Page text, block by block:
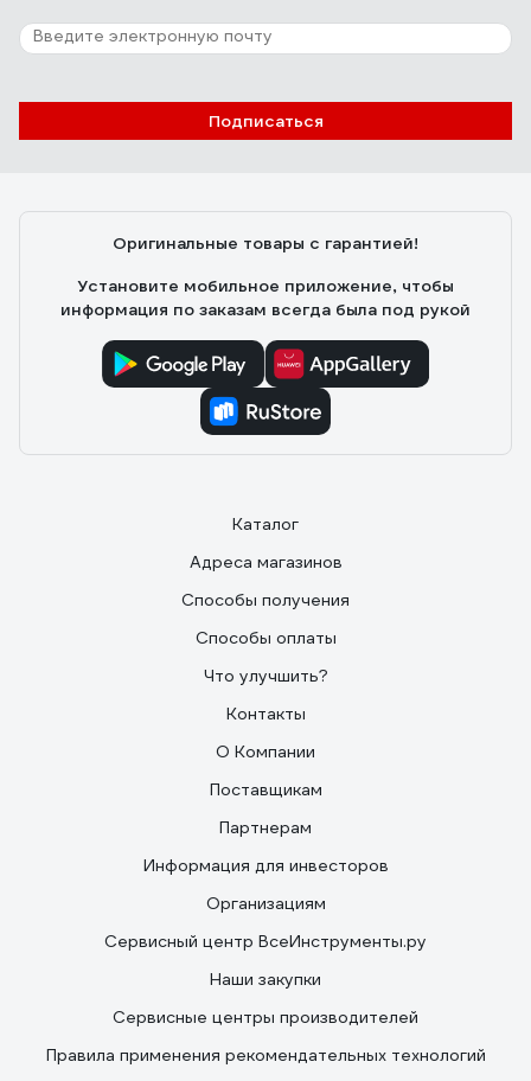
Подписаться
Оригинальные товары с гарантией!
Установите мобильное приложение, чтобы
информация по заказам всегда была под рукой
Каталог
Адреса магазинов
Способы получения
Способы оплаты
Что улучшить?
Контакты
О Компании
Поставщикам
Партнерам
Информация для инвесторов
Организациям
Сервисный центр ВсеИнструменты.ру
Наши закупки
Сервисные центры производителей
Правила применения рекомендательных технологий